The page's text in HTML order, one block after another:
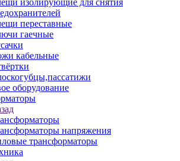
изолирующие для снятия
переставные
гаечные
кабельные
оборудование
напряжения
трансформаторы